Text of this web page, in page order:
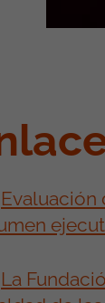
Evaluación
La